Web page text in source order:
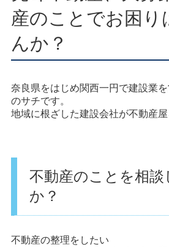
産のことでお困り
んか？
奈良県をはじめ関西一円で建設業を
のサチです。
地域に根ざした建設会社が不動産屋
不動産のことを相
か？
不動産の整理をしたい